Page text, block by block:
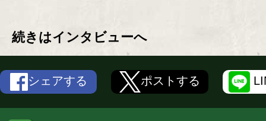
続きはインタビューへ
シェアする ポストする